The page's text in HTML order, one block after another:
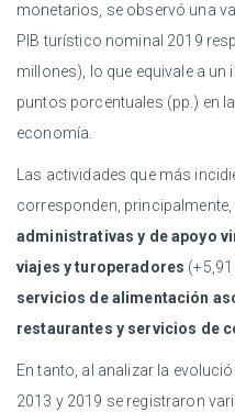
monetarios, se observó una
PIB turístico nominal 2019
millones), lo que equivale a
puntos porcentuales (pp.) en
economía.
Las actividades que más
corresponden,
administrativas y de apoyo
viajes y turoperadores
servicios de alimentación
restaurantes y servicios de
En tanto, al analizar la
2013 y 2019 se registraron